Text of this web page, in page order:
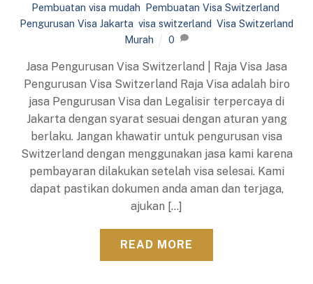
Pembuatan visa mudah Pembuatan Visa Switzerland
Pengurusan Visa Jakarta visa switzerland Visa Switzerland
Murah
0
Jasa Pengurusan Visa Switzerland | Raja Visa Jasa
Pengurusan Visa Switzerland Raja Visa adalah biro
jasa Pengurusan Visa dan Legalisir terpercaya di
Jakarta dengan syarat sesuai dengan aturan yang
berlaku. Jangan khawatir untuk pengurusan visa
Switzerland dengan menggunakan jasa kami karena
pembayaran dilakukan setelah visa selesai. Kami
dapat pastikan dokumen anda aman dan terjaga,
ajukan […]
READ MORE